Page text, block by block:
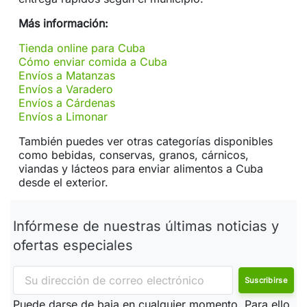
Más información:
Tienda online para Cuba
Cómo enviar comida a Cuba
Envíos a Matanzas
Envíos a Varadero
Envíos a Cárdenas
Envíos a Limonar
También puedes ver otras categorías disponibles
como bebidas, conservas, granos, cárnicos,
viandas y lácteos para enviar alimentos a Cuba
desde el exterior.
Infórmese de nuestras últimas noticias y
ofertas especiales